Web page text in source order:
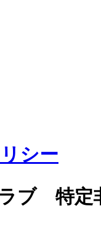
シー
ブ 特定